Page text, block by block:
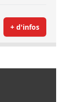
+ d'infos